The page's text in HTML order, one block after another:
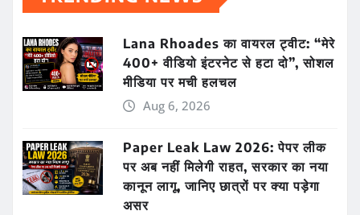
Lana Rhoades का वायरल ट्वीट: “मेरे
400+ वीडियो इंटरनेट से हटा दो”, सोशल
मीडिया पर मची हलचल
Aug 6, 2026
Paper Leak Law 2026: पेपर लीक
पर अब नहीं मिलेगी राहत, सरकार का नया
कानून लागू, जानिए छात्रों पर क्या पड़ेगा
असर